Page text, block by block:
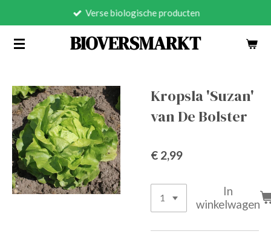
naar
BIOVERSMARKT
Verse biologische producten
Kropsla 'Suzan'
van De Bolster
€ 2,99
In
winkelwagen